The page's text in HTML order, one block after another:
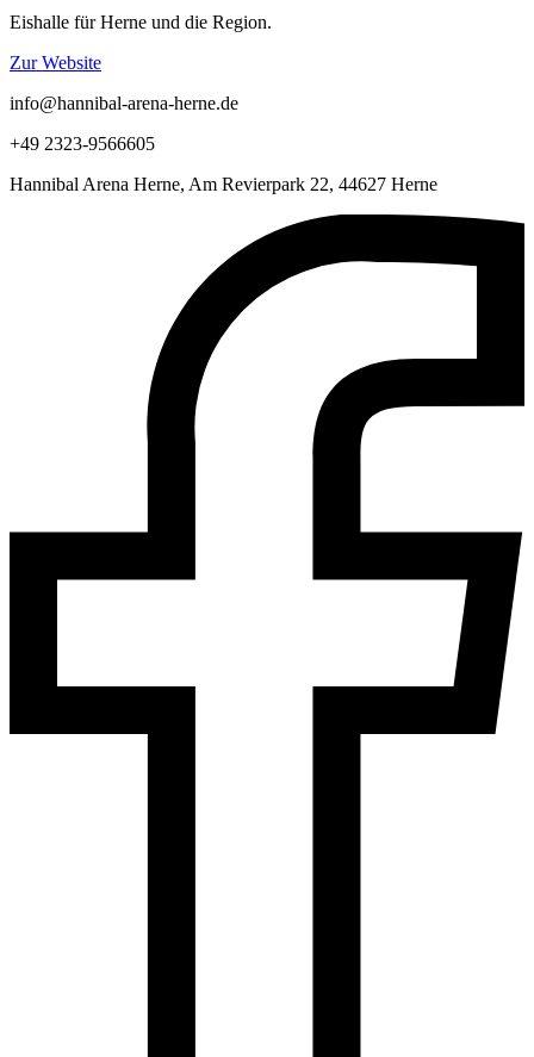
Eishalle für Herne und die Region.
Zur Website
info@hannibal-arena-herne.de
+49 2323-9566605
Hannibal Arena Herne, Am Revierpark 22, 44627 Herne